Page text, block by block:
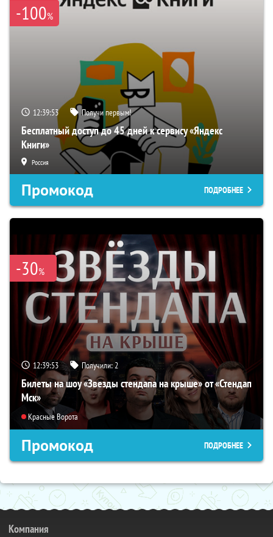
-100%
12:39:52 Получи первым!
Бесплатный доступ до 45 дней к сервису «Яндекс
Книги»
Россия
Промокод ПОДРОБНЕЕ
-30%
12:39:52 Получили:2
Билеты на шоу «Звезды стендапа на крыше» от «Стендап
Мск»
Красные Ворота
Промокод ПОДРОБНЕЕ
Компания